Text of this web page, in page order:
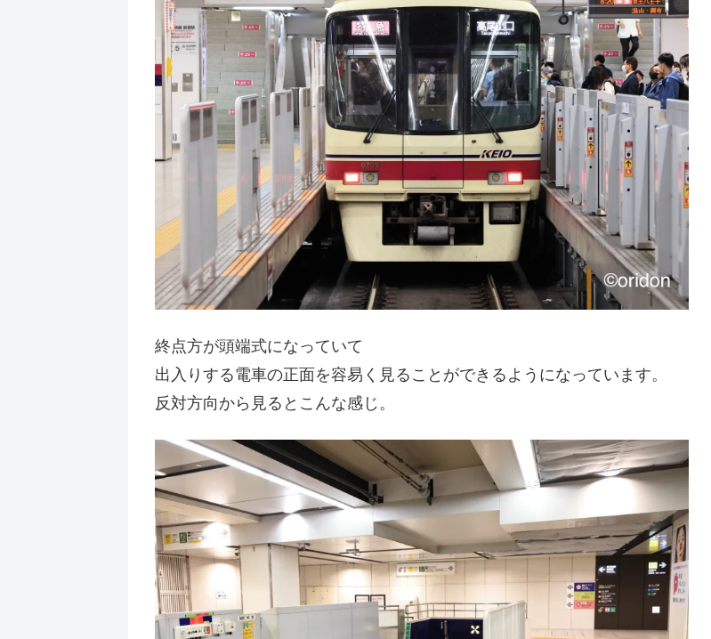
終点方が頭端式になっていて
出入りする電車の正面を容易く見ることができるようになっています。
反対方向から見るとこんな感じ。